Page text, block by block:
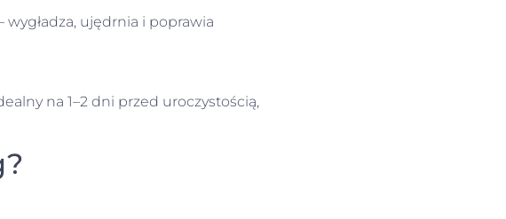
ujędrnia i poprawia
na 1–2 dni przed uroczystością,